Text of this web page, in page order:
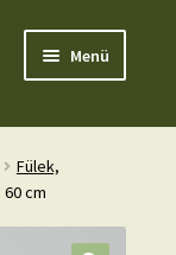
Menü
Fülek,
cm